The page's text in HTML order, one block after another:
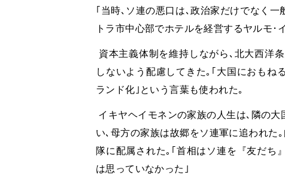
｢当時､ソ連の悪口は､政治家だけでなく
トラ市中心部でホテルを経営するヤルモ･
資本主義体制を維持しながら､北大西洋
しないよう配慮してきた｡｢大国におもね
ランド化｣という言葉も使われた｡
イキヤヘイモネンの家族の人生は､隣の
い､母方の家族は故郷をソ連軍に追われた｡
隊に配属された｡｢首相はソ連を『友だち
は思っていなかった｣